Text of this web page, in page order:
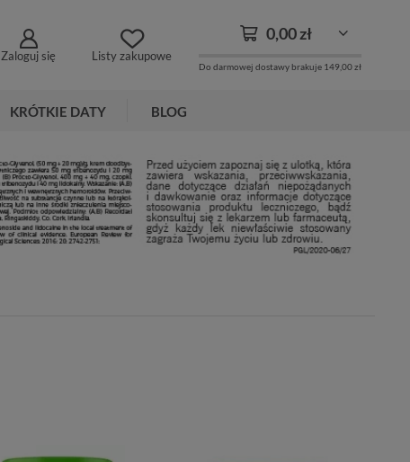
Zaloguj się Listy zakupowe
0,00 zł
Do darmowej dostawy brakuje 149,00 zł
KRÓTKIE DATY BLOG